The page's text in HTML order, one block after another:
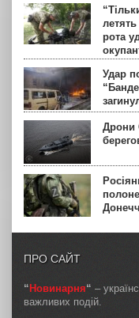
рота
Удар
Дрони
ПРО САЙТ
“Новинарня“ –
важливих подій.